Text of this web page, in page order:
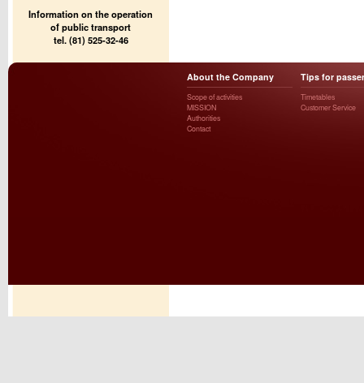
Information on the operation
of public transport
tel. (81) 525-32-46
About the Company
Scope of activities
MISSION
Authorities
Contact
Tips for
Timetables
Customer Service